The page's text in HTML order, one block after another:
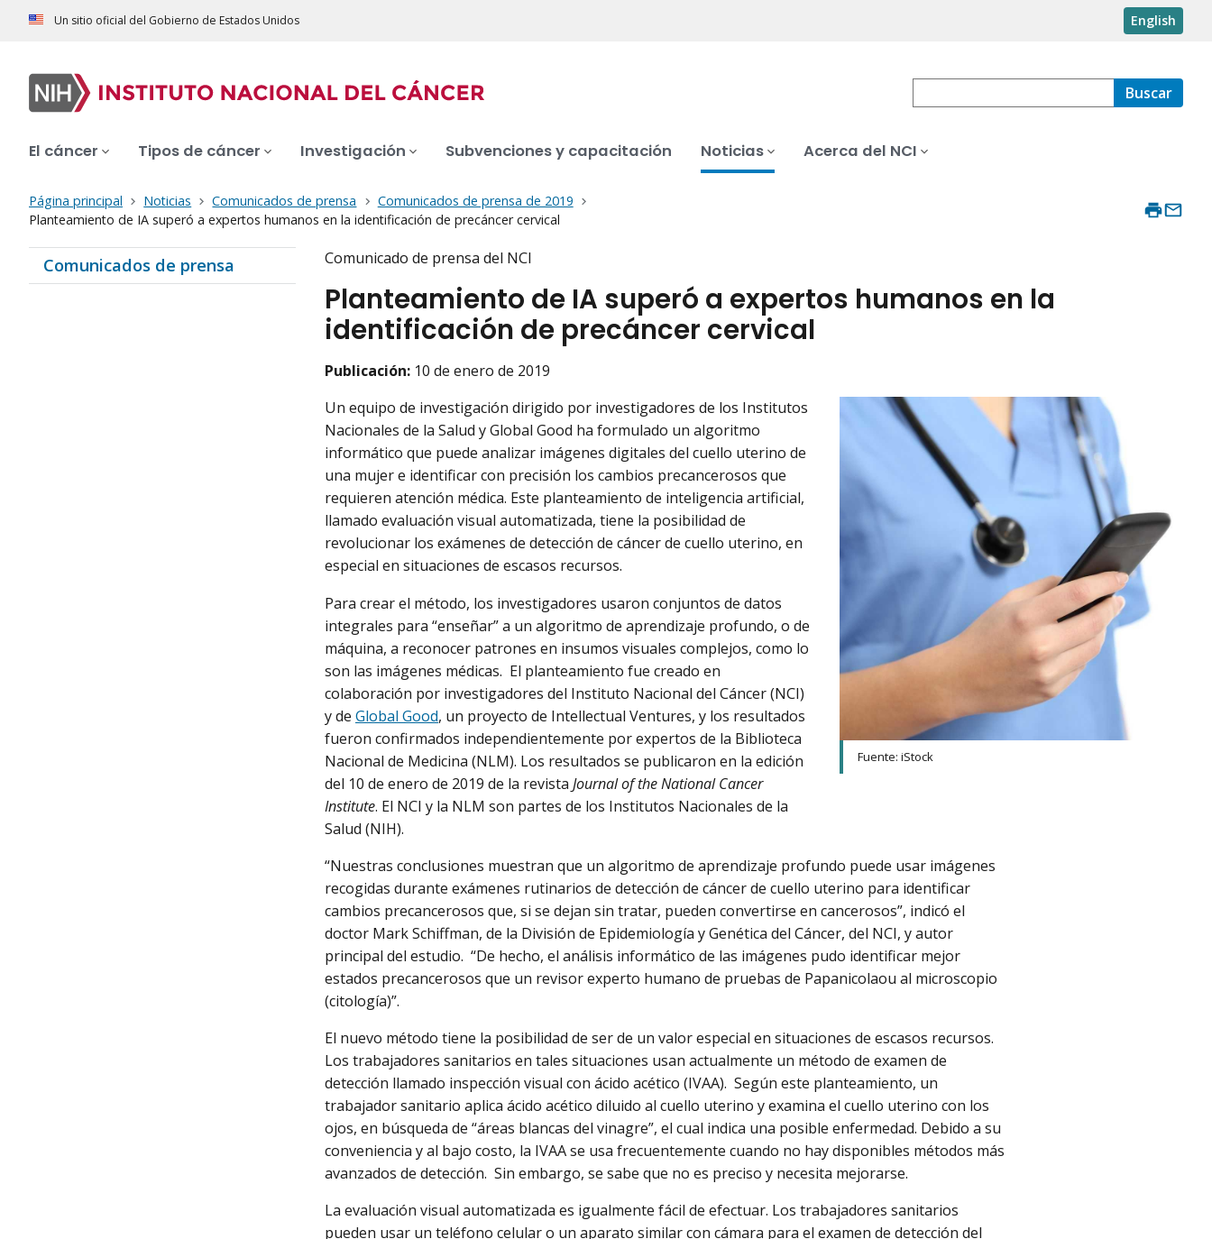
Un sitio oficial del Gobierno de Estados Unidos English
Buscar
El cáncer Tipos de cáncer Investigación Subvenciones y capacitación Noticias Acerca del NCI
Página principal Noticias Comunicados de prensa
Comunicados de prensa de 2019
Planteamiento de IA superó a expertos humanos en la identificación de precáncer cervical
Comunicados de prensa Comunicado de prensa del NCI
Planteamiento de IA superó a expertos humanos en la
identificación de precáncer cervical
Publicación: 10 de enero de 2019
Fuente: iStock
Un equipo de investigación dirigido por investigadores de los Institutos
Nacionales de la Salud y Global Good ha formulado un algoritmo
informático que puede analizar imágenes digitales del cuello uterino de
una mujer e identificar con precisión los cambios precancerosos que
requieren atención médica. Este planteamiento de inteligencia artificial,
llamado evaluación visual automatizada, tiene la posibilidad de
revolucionar los exámenes de detección de cáncer de cuello uterino, en
especial en situaciones de escasos recursos.
Para crear el método, los investigadores usaron conjuntos de datos
integrales para “enseñar” a un algoritmo de aprendizaje profundo, o de
máquina, a reconocer patrones en insumos visuales complejos, como lo
son las imágenes médicas. El planteamiento fue creado en
colaboración por investigadores del Instituto Nacional del Cáncer (NCI)
y de Global Good, un proyecto de Intellectual Ventures, y los resultados
fueron confirmados independientemente por expertos de la Biblioteca
Nacional de Medicina (NLM). Los resultados se publicaron en la edición
del 10 de enero de 2019 de la revista Journal of the National Cancer
Institute. El NCI y la NLM son partes de los Institutos Nacionales de la
Salud (NIH).
“Nuestras conclusiones muestran que un algoritmo de aprendizaje profundo puede usar imágenes
recogidas durante exámenes rutinarios de detección de cáncer de cuello uterino para identificar
cambios precancerosos que, si se dejan sin tratar, pueden convertirse en cancerosos”, indicó el
doctor Mark Schiffman, de la División de Epidemiología y Genética del Cáncer, del NCI, y autor
principal del estudio. “De hecho, el análisis informático de las imágenes pudo identificar mejor
estados precancerosos que un revisor experto humano de pruebas de Papanicolaou al microscopio
(citología)”.
El nuevo método tiene la posibilidad de ser de un valor especial en situaciones de escasos recursos.
Los trabajadores sanitarios en tales situaciones usan actualmente un método de examen de
detección llamado inspección visual con ácido acético (IVAA). Según este planteamiento, un
trabajador sanitario aplica ácido acético diluido al cuello uterino y examina el cuello uterino con los
ojos, en búsqueda de “áreas blancas del vinagre”, el cual indica una posible enfermedad. Debido a su
conveniencia y al bajo costo, la IVAA se usa frecuentemente cuando no hay disponibles métodos más
avanzados de detección. Sin embargo, se sabe que no es preciso y necesita mejorarse.
La evaluación visual automatizada es igualmente fácil de efectuar. Los trabajadores sanitarios
pueden usar un teléfono celular o un aparato similar con cámara para el examen de detección del